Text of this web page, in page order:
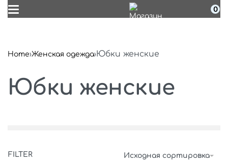
0
Home›Женская одежда›Юбки женские
Юбки женские
Исходная сортировка
FILTER